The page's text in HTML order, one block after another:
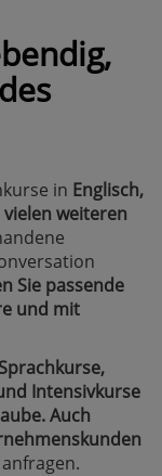
in Englisch,
weiteren
Sie passende
und mit
Sprachkurse,
Intensivkurse
Auch